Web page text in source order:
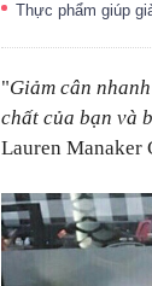
Thực phẩm giúp
"Giảm cân
chất của bạn và
Lauren Manaker